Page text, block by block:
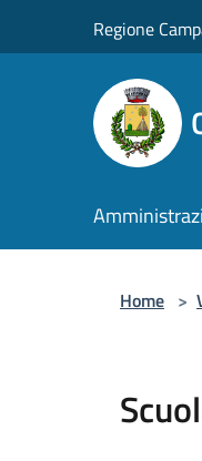
Regione
Home >